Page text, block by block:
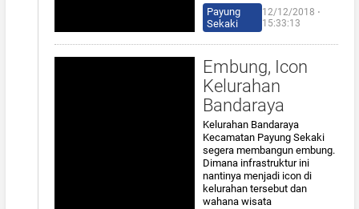
Payung
Sekaki
12/12/2018 ⋅
15:33:13
Embung, Icon
Kelurahan
Bandaraya
Kelurahan Bandaraya
Kecamatan Payung Sekaki
segera membangun embung.
Dimana infrastruktur ini
nantinya menjadi icon di
kelurahan tersebut dan
wahana wisata